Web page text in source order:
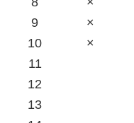
9
×
10
×
11
12
13